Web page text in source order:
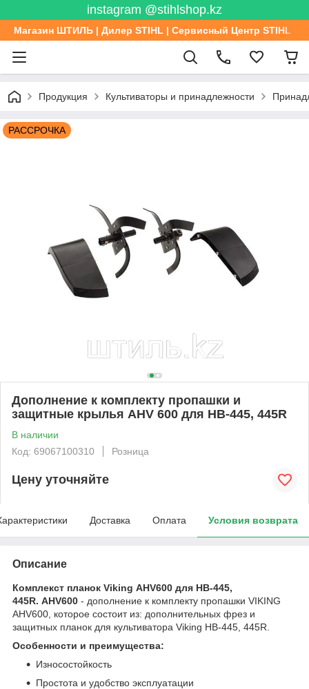
instagram @stihlshop.kz
Магазин ШТИЛЬ | Дилер STIHL | Сервисный Центр STIHL
Продукция Культиваторы и принадлежности
РАССРОЧКА
Дополнение к комплекту пропашки и
защитные крылья AHV 600 для HB-445, 445R
В наличии
Код: 69067100310
Розница
Цену уточняйте
Доставка Оплата Условия возврата
Описание
Комплекст планок Viking AHV600 для HB-445,
445R. AHV600 - дополнение к комплекту пропашки VIKING
AHV600, которое состоит из: дополнительных фрез и
защитных планок для культиватора Viking HB-445, 445R.
Особенности и преимущества:
Износостойкость
Простота и удобство эксплуатации